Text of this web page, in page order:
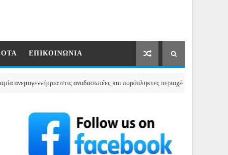
ΟΤΑ ΕΠΙΚΟΙΝΩΝΙΑ
στις αναδασωτέες και πυρόπληκτες περιοχές της Αττικής